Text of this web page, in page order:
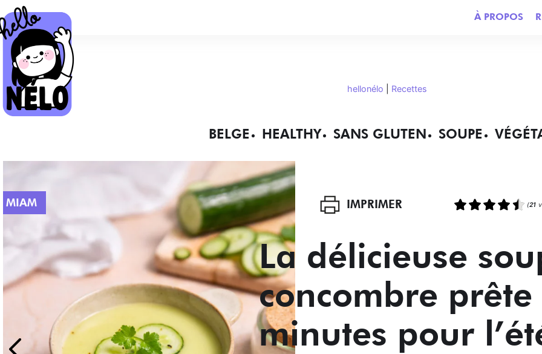
À PROPOS
hellonélo Recettes
BELGE HEALTHY SANS GLUTEN SOUPE
IMPRIMER (21
La délicieuse
concombre
minutes pour